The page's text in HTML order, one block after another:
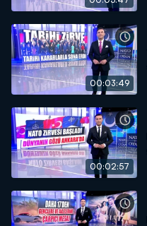
00:03:49
00:02:57